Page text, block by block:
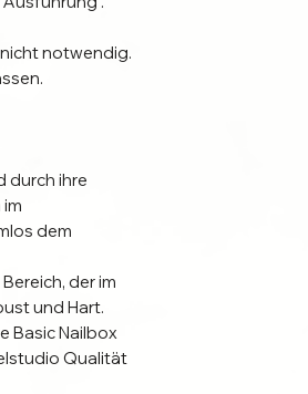
notwendig.
durch ihre
dem
der im
und Hart.
Basic Nailbox
Qualität